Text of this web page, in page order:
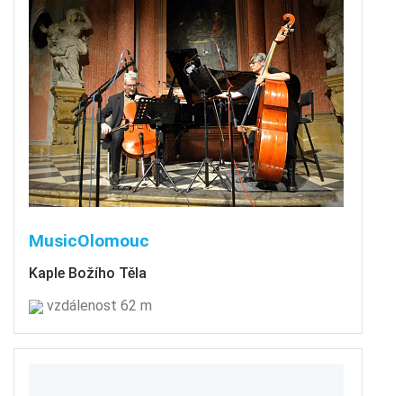
MusicOlomouc
Kaple Božího Těla
vzdálenost 62 m